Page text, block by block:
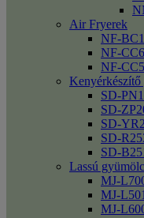
Air Fryerek
NF-
NF-
NF-
Kenyérkészítő
SD-
SD-
SD-
SD-
SD-
Lassú
MJ-
MJ-L501
MJ-